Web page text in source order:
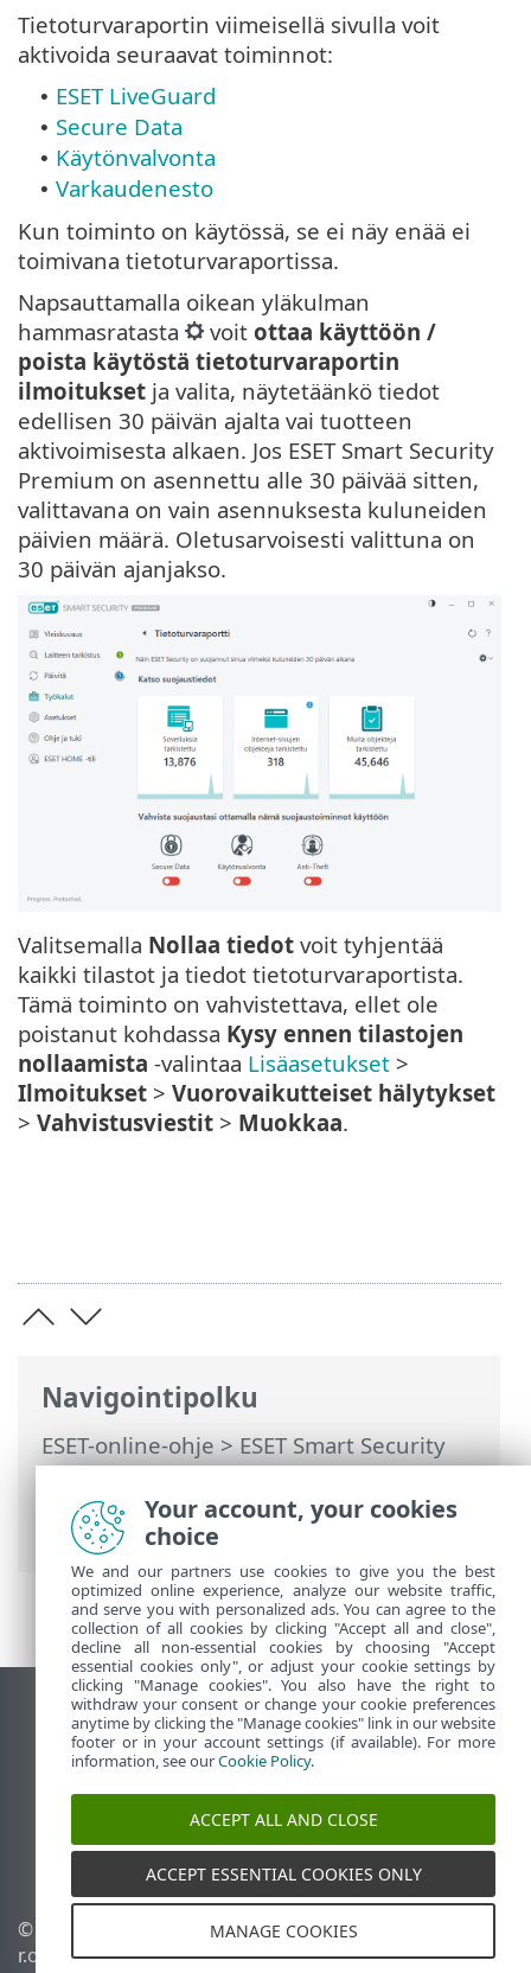
Navigointipolku
ESET-online-ohje>ESET Smart Security
Premium>Tuotteen ESET Smart Security
Premium käsitteleminen >Työkalut>
Tietoturvaraportti
Tietoturvaraportin viimeisellä sivulla voit
aktivoida seuraavat toiminnot:
• ESET LiveGuard
• Secure Data
• Käytönvalvonta
• Varkaudenesto
Kun toiminto on käytössä, se ei näy enää ei
toimivana tietoturvaraportissa.
Napsauttamalla oikean yläkulman
hammasratasta
voit ottaa käyttöön /
poista käytöstä tietoturvaraportin
ilmoitukset ja valita, näytetäänkö tiedot
edellisen 30 päivän ajalta vai tuotteen
aktivoimisesta alkaen. Jos ESET Smart Security
Premium on asennettu alle 30 päivää sitten,
valittavana on vain asennuksesta kuluneiden
päivien määrä. Oletusarvoisesti valittuna on
30 päivän ajanjakso.
Valitsemalla Nollaa tiedot voit tyhjentää
kaikki tilastot ja tiedot tietoturvaraportista.
Tämä toiminto on vahvistettava, ellet ole
poistanut kohdassa Kysy ennen tilastojen
nollaamista -valintaa Lisäasetukset >
Ilmoitukset > Vuorovaikutteiset hälytykset
> Vahvistusviestit > Muokkaa.
Näytä tietokonesivusto
End of Life
ESET-tietämyskanta
ESET-foorumi
ESET Status Portal
Alueellinen tuki
© 1992 - 2026 ESET, spol. s
r.o. – Kaikki oikeudet
Evästeiden hallinta
Evästekäytäntö
Your account, your cookies
choice
We and our partners use cookies to give you the best
optimized online experience, analyze our website traffic,
and serve you with personalized ads. You can agree to the
collection of all cookies by clicking "Accept all and close",
decline all non-essential cookies by choosing "Accept
essential cookies only", or adjust your cookie settings by
clicking "Manage cookies". You also have the right to
withdraw your consent or change your cookie preferences
anytime by clicking the "Manage cookies" link in our website
footer or in your account settings (if available). For more
information, see ourCookie Policy.
ACCEPT ALL AND CLOSE
ACCEPT ESSENTIAL COOKIES ONLY
MANAGE COOKIES